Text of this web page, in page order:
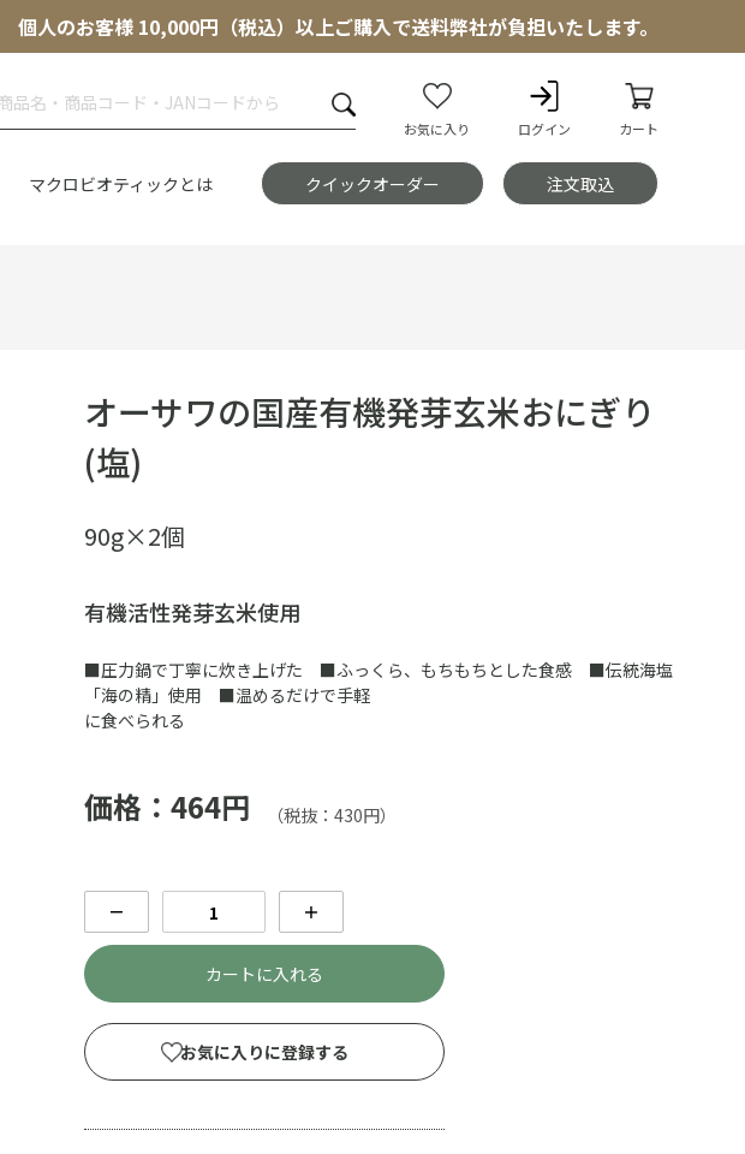
個人のお客様 10,000円（税込）以上ご購入で送料弊社が負担いたします。
お気に入り ログイン カート
マクロビオティックとは クイックオーダー 注文取込
オーサワの国産有機発芽玄米おにぎり
(塩)
90g×2個
有機活性発芽玄米使用
■圧力鍋で丁寧に炊き上げた ■ふっくら、もちもちとした食感 ■伝統海塩
「海の精」使用 ■温めるだけで手軽
に食べられる
価格：464円 （税抜：430円）
－ ＋
カートに入れる
お気に入りに登録する